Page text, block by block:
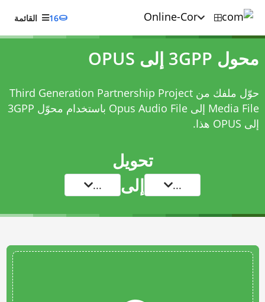
16 القائمة
محول 3GPP إلى OPUS
حوّل ملفك من Third Generation Partnership Project
Media File إلى Opus Audio File باستخدام
محوّل 3GPP
إلى OPUS
هذا.
تحويل
... إلى ...